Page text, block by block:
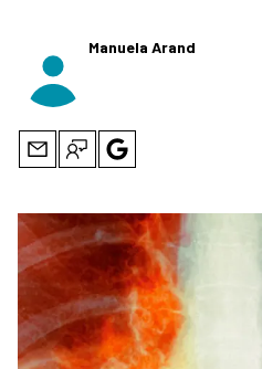
Manuela Arand